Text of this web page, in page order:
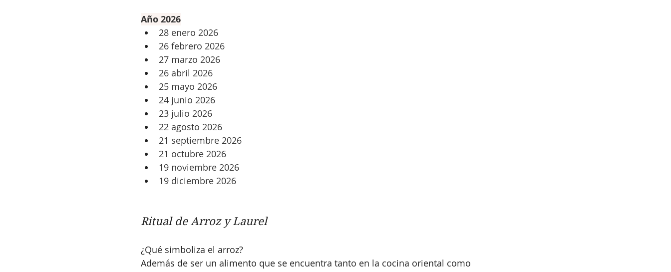
Año 2026
28 enero 2026
26 febrero 2026
27 marzo 2026
26 abril 2026
25 mayo 2026
24 junio 2026
23 julio 2026
22 agosto 2026
21 septiembre 2026
21 octubre 2026
19 noviembre 2026
19 diciembre 2026
Ritual de Arroz y Laurel
¿Qué simboliza el arroz?
Además de ser un alimento que se encuentra tanto en la cocina oriental como